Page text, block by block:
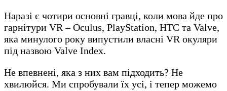
Наразі є чотири основні гравці, коли мова йде про
гарнітури VR – Oculus, PlayStation, HTC та Valve,
яка минулого року випустили власні VR окуляри
під назвою Valve Index.
Не впевнені, яка з них вам підходить? Не
хвилюйся. Ми спробували їх усі, і тепер можемо